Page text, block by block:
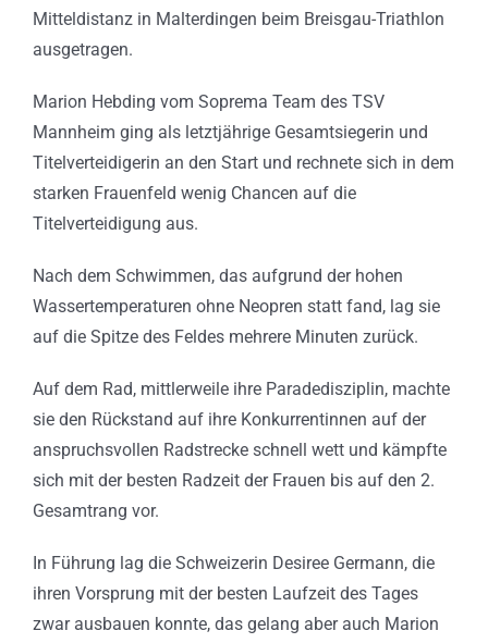
Mitteldistanz in Malterdingen beim Breisgau-Triathlon
ausgetragen.
Marion Hebding vom Soprema Team des TSV
Mannheim ging als letztjährige Gesamtsiegerin und
Titelverteidigerin an den Start und rechnete sich in dem
starken Frauenfeld wenig Chancen auf die
Titelverteidigung aus.
Nach dem Schwimmen, das aufgrund der hohen
Wassertemperaturen ohne Neopren statt fand, lag sie
auf die Spitze des Feldes mehrere Minuten zurück.
Auf dem Rad, mittlerweile ihre Paradedisziplin, machte
sie den Rückstand auf ihre Konkurrentinnen auf der
anspruchsvollen Radstrecke schnell wett und kämpfte
sich mit der besten Radzeit der Frauen bis auf den 2.
Gesamtrang vor.
In Führung lag die Schweizerin Desiree Germann, die
ihren Vorsprung mit der besten Laufzeit des Tages
zwar ausbauen konnte, das gelang aber auch Marion